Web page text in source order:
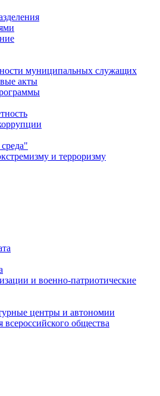
муниципальных служащих
акты
и терроризму
и военно-патриотические
центры и автономии
общества